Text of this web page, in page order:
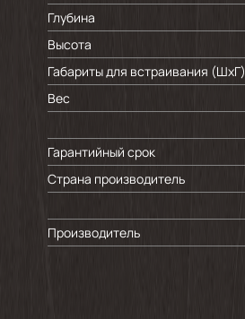
Глубина
Высота
Габариты для встраивания (ШхГ)
Вес
Гарантийный срок
Страна производитель
Производитель